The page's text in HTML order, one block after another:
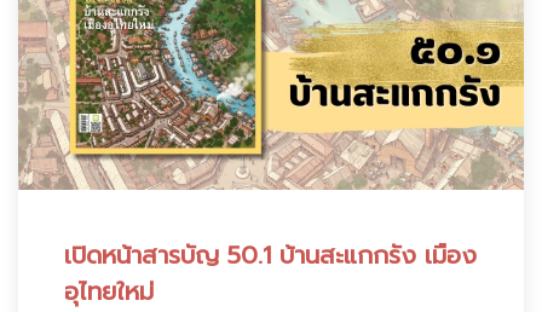
เปิดหน้าสารบัญ 50.1 บ้านสะแกกรัง เมือง
อุไทยใหม่